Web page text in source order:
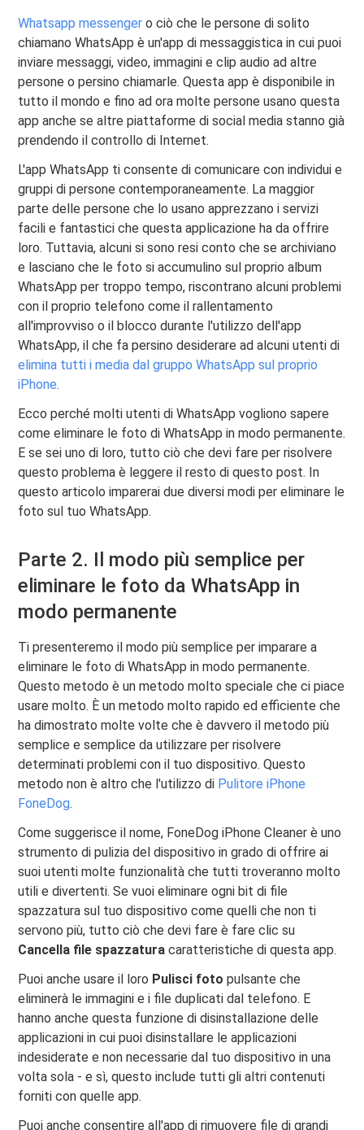
Whatsapp messenger o ciò che le persone di solito
chiamano WhatsApp è un'app di messaggistica in cui puoi
inviare messaggi, video, immagini e clip audio ad altre
persone o persino chiamarle. Questa app è disponibile in
tutto il mondo e fino ad ora molte persone usano questa
app anche se altre piattaforme di social media stanno già
prendendo il controllo di Internet.
L'app WhatsApp ti consente di comunicare con individui e
gruppi di persone contemporaneamente. La maggior
parte delle persone che lo usano apprezzano i servizi
facili e fantastici che questa applicazione ha da offrire
loro. Tuttavia, alcuni si sono resi conto che se archiviano
e lasciano che le foto si accumulino sul proprio album
WhatsApp per troppo tempo, riscontrano alcuni problemi
con il proprio telefono come il rallentamento
all'improvviso o il blocco durante l'utilizzo dell'app
WhatsApp, il che fa persino desiderare ad alcuni utenti di
elimina tutti i media dal gruppo WhatsApp sul proprio
iPhone.
Ecco perché molti utenti di WhatsApp vogliono sapere
come eliminare le foto di WhatsApp in modo permanente.
E se sei uno di loro, tutto ciò che devi fare per risolvere
questo problema è leggere il resto di questo post. In
questo articolo imparerai due diversi modi per eliminare le
foto sul tuo WhatsApp.
Parte 2. Il modo più semplice per
eliminare le foto da WhatsApp in
modo permanente
Ti presenteremo il modo più semplice per imparare a
eliminare le foto di WhatsApp in modo permanente.
Questo metodo è un metodo molto speciale che ci piace
usare molto. È un metodo molto rapido ed efficiente che
ha dimostrato molte volte che è davvero il metodo più
semplice e semplice da utilizzare per risolvere
determinati problemi con il tuo dispositivo. Questo
metodo non è altro che l'utilizzo di Pulitore iPhone
FoneDog.
Come suggerisce il nome, FoneDog iPhone Cleaner è uno
strumento di pulizia del dispositivo in grado di offrire ai
suoi utenti molte funzionalità che tutti troveranno molto
utili e divertenti. Se vuoi eliminare ogni bit di file
spazzatura sul tuo dispositivo come quelli che non ti
servono più, tutto ciò che devi fare è fare clic su
Cancella file spazzatura caratteristiche di questa app.
Puoi anche usare il loro Pulisci foto pulsante che
eliminerà le immagini e i file duplicati dal telefono. E
hanno anche questa funzione di disinstallazione delle
applicazioni in cui puoi disinstallare le applicazioni
indesiderate e non necessarie dal tuo dispositivo in una
volta sola - e sì, questo include tutti gli altri contenuti
forniti con quelle app.
Puoi anche consentire all'app di rimuovere file di grandi